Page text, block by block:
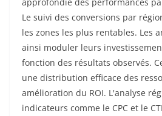
Le suivi des conversions par
les zones les plus rentables. Les
ainsi moduler leurs
fonction des résultats observés.
une distribution efficace des
amélioration du ROI. L'analyse
indicateurs comme le CPC et le